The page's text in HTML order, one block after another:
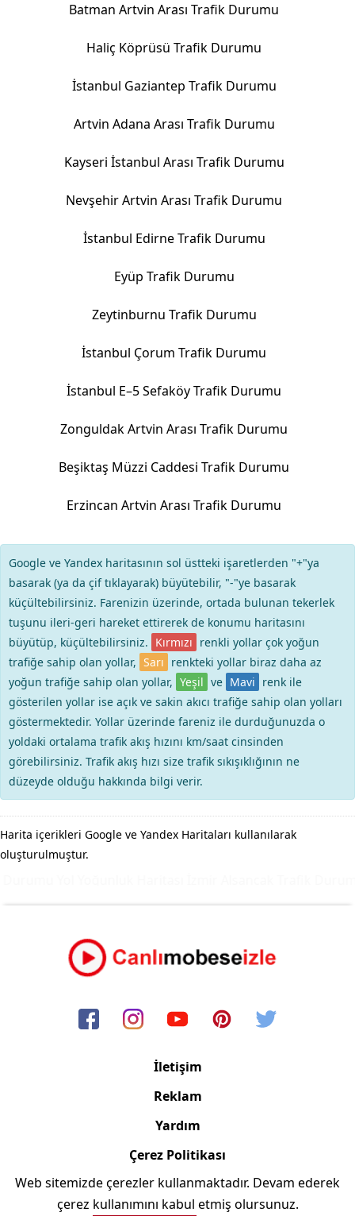
Batman Artvin Arası Trafik Durumu
Haliç Köprüsü Trafik Durumu
İstanbul Gaziantep Trafik Durumu
Artvin Adana Arası Trafik Durumu
Kayseri İstanbul Arası Trafik Durumu
Nevşehir Artvin Arası Trafik Durumu
İstanbul Edirne Trafik Durumu
Eyüp Trafik Durumu
Zeytinburnu Trafik Durumu
İstanbul Çorum Trafik Durumu
İstanbul E–5 Sefaköy Trafik Durumu
Zonguldak Artvin Arası Trafik Durumu
Beşiktaş Müzzi Caddesi Trafik Durumu
Erzincan Artvin Arası Trafik Durumu
Google ve Yandex haritasının sol üstteki işaretlerden "+"ya
basarak (ya da çif tıklayarak) büyütebilir, "-"ye basarak
küçültebilirsiniz. Farenizin üzerinde, ortada bulunan tekerlek
tuşunu ileri-geri hareket ettirerek de konumu haritasını
büyütüp, küçültebilirsiniz. Kırmızı renkli yollar çok yoğun
trafiğe sahip olan yollar, Sarı renkteki yollar biraz daha az
yoğun trafiğe sahip olan yollar, Yeşil ve Mavi renk ile
gösterilen yollar ise açık ve sakin akıcı trafiğe sahip olan yolları
göstermektedir. Yollar üzerinde fareniz ile durduğunuzda o
yoldaki ortalama trafik akış hızını km/saat cinsinden
görebilirsiniz. Trafik akış hızı size trafik sıkışıklığının ne
düzeyde olduğu hakkında bilgi verir.
Harita içerikleri Google ve Yandex Haritaları kullanılarak
oluşturulmuştur.
İletişim
Reklam
Yardım
Çerez Politikası
Copyright © 2006/2024 Canlimobeseizle.com
Web sitemizde çerezler kullanmaktadır. Devam ederek
çerez kullanımını kabul etmiş olursunuz.